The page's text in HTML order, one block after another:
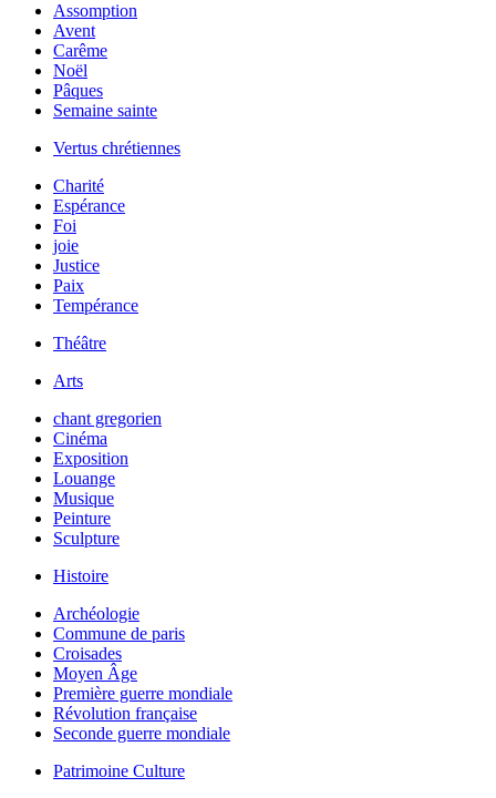
Assomption
Avent
Carême
Noël
Pâques
Semaine sainte
Vertus chrétiennes
Charité
Espérance
Foi
joie
Justice
Paix
Tempérance
Théâtre
Arts
chant gregorien
Cinéma
Exposition
Louange
Musique
Peinture
Sculpture
Histoire
Archéologie
Commune de paris
Croisades
Moyen Âge
Première guerre mondiale
Révolution française
Seconde guerre mondiale
Patrimoine Culture